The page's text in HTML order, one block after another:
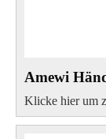
Amewi
Klicke hier um